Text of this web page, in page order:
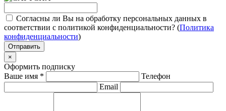
Согласны ли Вы на обработку персональных данных в
соответствии с политикой конфиденциальности? (Политика
конфиденциальности)
Отправить
×
Оформить подписку
Ваше имя *
Телефон
Email